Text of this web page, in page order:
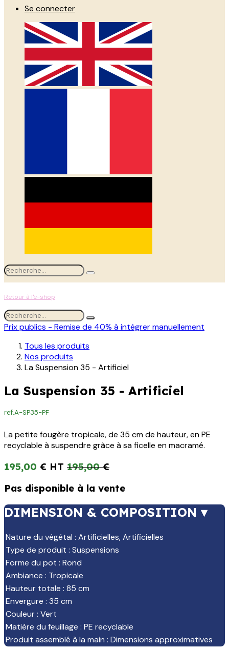
Se connecter
Retour à l'e-shop
Prix publics - Remise de 40% à intégrer manuellement
Tous les produits
Nos produits
La Suspension 35 - Artificiel
La Suspension 35 - Artificiel
ref.A-SP35-PF
La petite fougère tropicale, de 35 cm de hauteur, en PE
recyclable à suspendre grâce à sa ficelle en macramé.
195,00 € 195,00€
Pas disponible à la vente
DIMENSION & COMPOSITION ▾
Nature du végétal : Artificielles,Artificielles
Type de produit : Suspensions
Forme du pot : Rond
Ambiance : Tropicale
Hauteur totale : 85 cm
Envergure : 35 cm
Couleur: Vert
Matière du feuillage : PE recyclable
Produit assemblé à la main : Dimensions approximatives